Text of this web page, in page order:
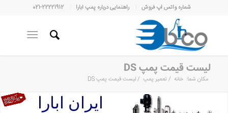
شماره واتس اپ فروش راهنمایی درباره پمپ ابارا 021-22221912
لیست قیمت پمپ DS
مکان شما: خانه / تعمیر پمپ /لیست قیمت پمپ DS
ایران ابارا